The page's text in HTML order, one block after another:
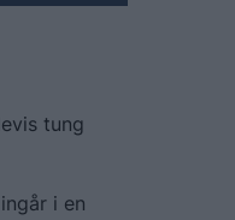
tung
i en